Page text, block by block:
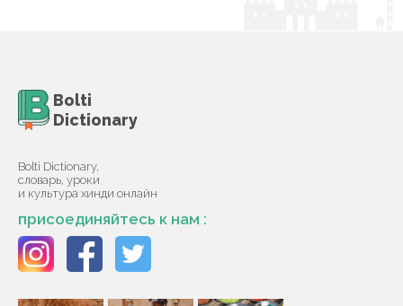
Bolti
Dictionary
Bolti Dictionary,
словарь, уроки
и культура хинди онлайн
присоединяйтесь к нам :